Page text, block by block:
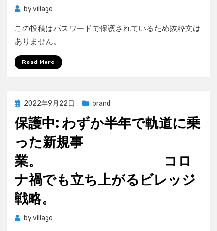
byvillage
この投稿はパスワードで保護されているため抜粋文は
ありません。
Read More
Posted
2022年9月22日 brand
保護中: わずか半年で軌道に乗
った新規事
業。 コロ
ナ禍でも立ち上がるビレッジ
戦略。
byvillage